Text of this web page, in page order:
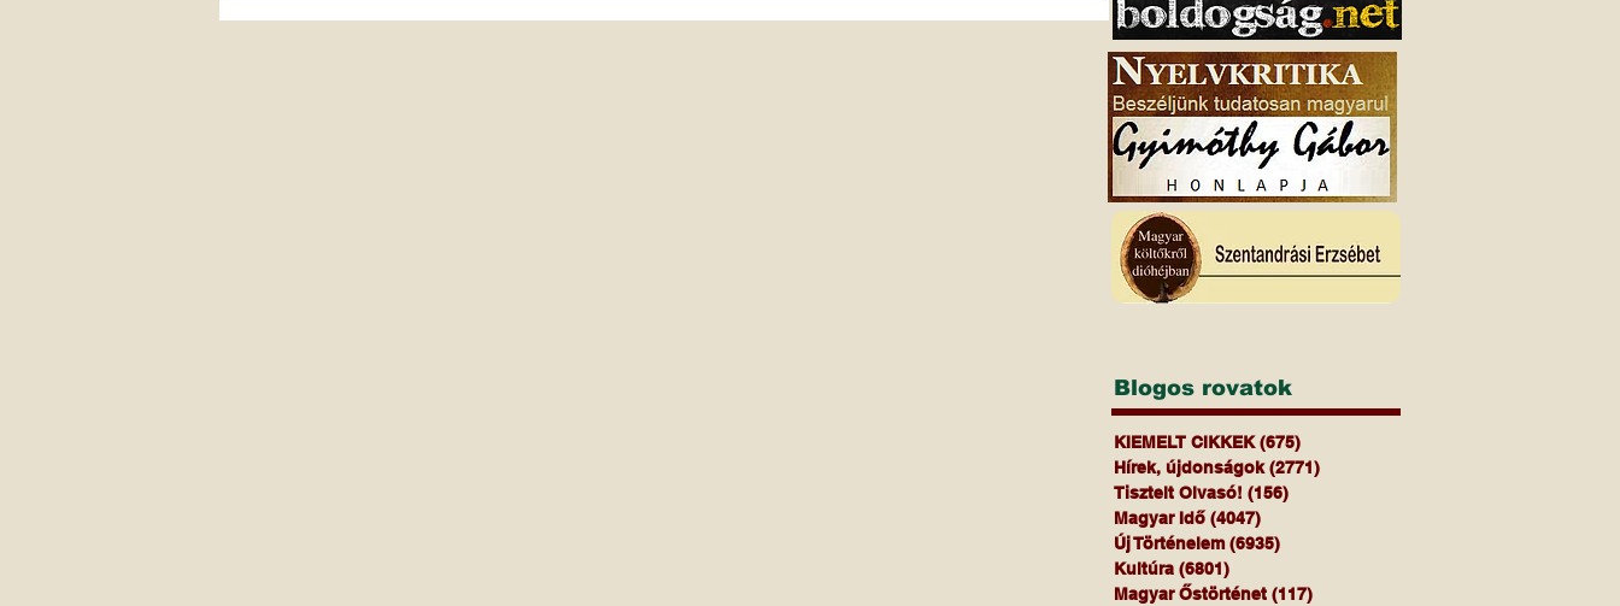
Blogos rovatok
KIEMELT CIKKEK (675)
Hírek, újdonságok (2771)
Tisztelt Olvasó! (156)
Magyar Idő (4047)
Új Történelem (6935)
Kultúra (6801)
Magyar Őstörténet (117)